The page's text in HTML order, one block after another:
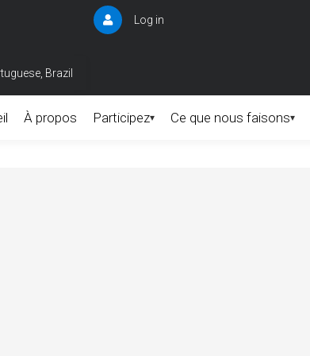
Brazil
User
Log in
À propos Participez▾ Ce que nous faisons▾